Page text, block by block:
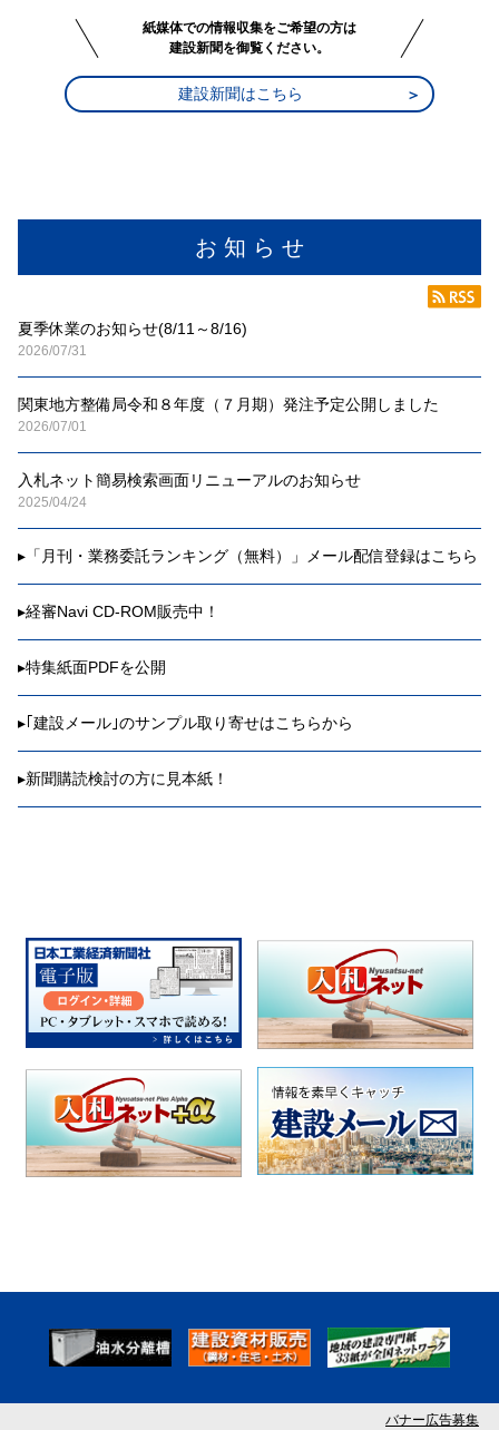
お 知 ら せ
夏季休業のお知らせ(8/11～8/16)
2026/07/31
関東地方整備局令和８年度（７月期）発注予定公開しました
2026/07/01
入札ネット簡易検索画面リニューアルのお知らせ
2025/04/24
▸ 「月刊・業務委託ランキング（無料）」メール配信登録はこちら
▸経審Navi CD-ROM販売中！
▸特集紙面PDFを公開
▸ ｢建設メール｣のサンプル取り寄せはこちらから
▸新聞購読検討の方に見本紙！
紙媒体での情報収集をご希望の方は
建設新聞を御覧ください。
建設新聞はこちら
バナー広告募集